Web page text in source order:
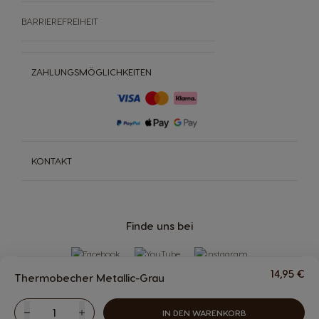
Finde uns bei
ZAHLUNGSMÖGLICHKEITEN
KONTAKT
BARRIEREFREIHEIT
Thermobecher Metallic-Grau 14,95 €
IN DEN WARENKORB